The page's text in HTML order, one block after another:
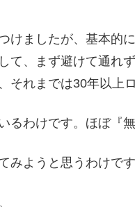
けましたが、基本的
て、まず避けて通れ
それまでは30年以上
るわけです。ほぼ『無
みようと思うわけです